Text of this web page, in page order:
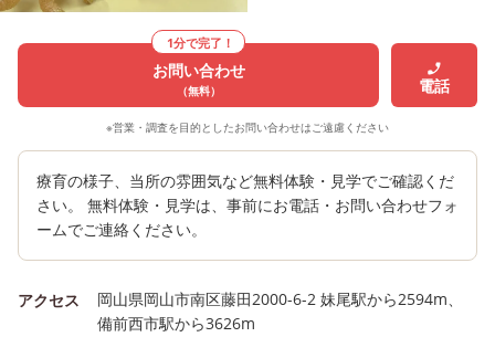
1分で完了！
お問い合わせ
（無料） 電話
※営業・調査を目的としたお問い合わせはご遠慮ください
療育の様子、当所の雰囲気など無料体験・見学でご確認くだ
さい。 無料体験・見学は、事前にお電話・お問い合わせフォ
ームでご連絡ください。
アクセス
岡山県岡山市南区藤田2000-6-2 妹尾駅から2594m、
備前西市駅から3626m